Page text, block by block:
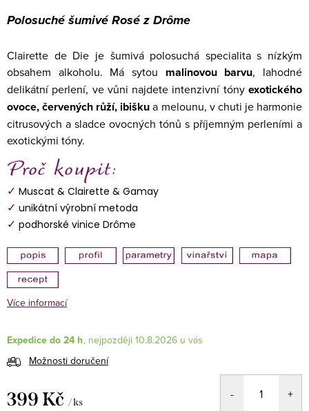
Polosuché šumivé Rosé z Drôme
Clairette de Die je šumivá polosuchá specialita s nízkým
obsahem alkoholu. Má sytou malinovou barvu, lahodné
delikátní perlení, ve vůni najdete intenzivní tóny exotického
ovoce, červených růží, ibiškua melounu, v chuti je harmonie
citrusových a sladce ovocných tónů s příjemným perleními a
exotickými tóny.
✓ Muscat & Clairette & Gamay
✓ unikátní výrobní metoda
✓ podhorské vinice Drôme
Více informací
Expedice do 24 h
10.8.2026
Možnosti doručení
399 Kč / ks